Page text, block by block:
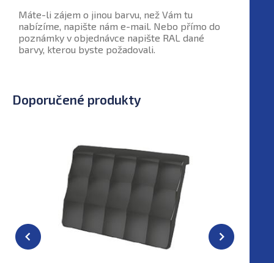
Máte-li zájem o jinou barvu, než Vám tu
nabízíme, napište nám e-mail. Nebo přímo do
poznámky v objednávce napište RAL dané
barvy, kterou byste požadovali.
Doporučené produkty
Již se